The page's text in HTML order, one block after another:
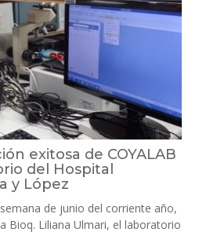
exitosa de COYALAB
del Hospital
y López
de junio del corriente año,
Bioq. Liliana Ulmari, el laboratorio